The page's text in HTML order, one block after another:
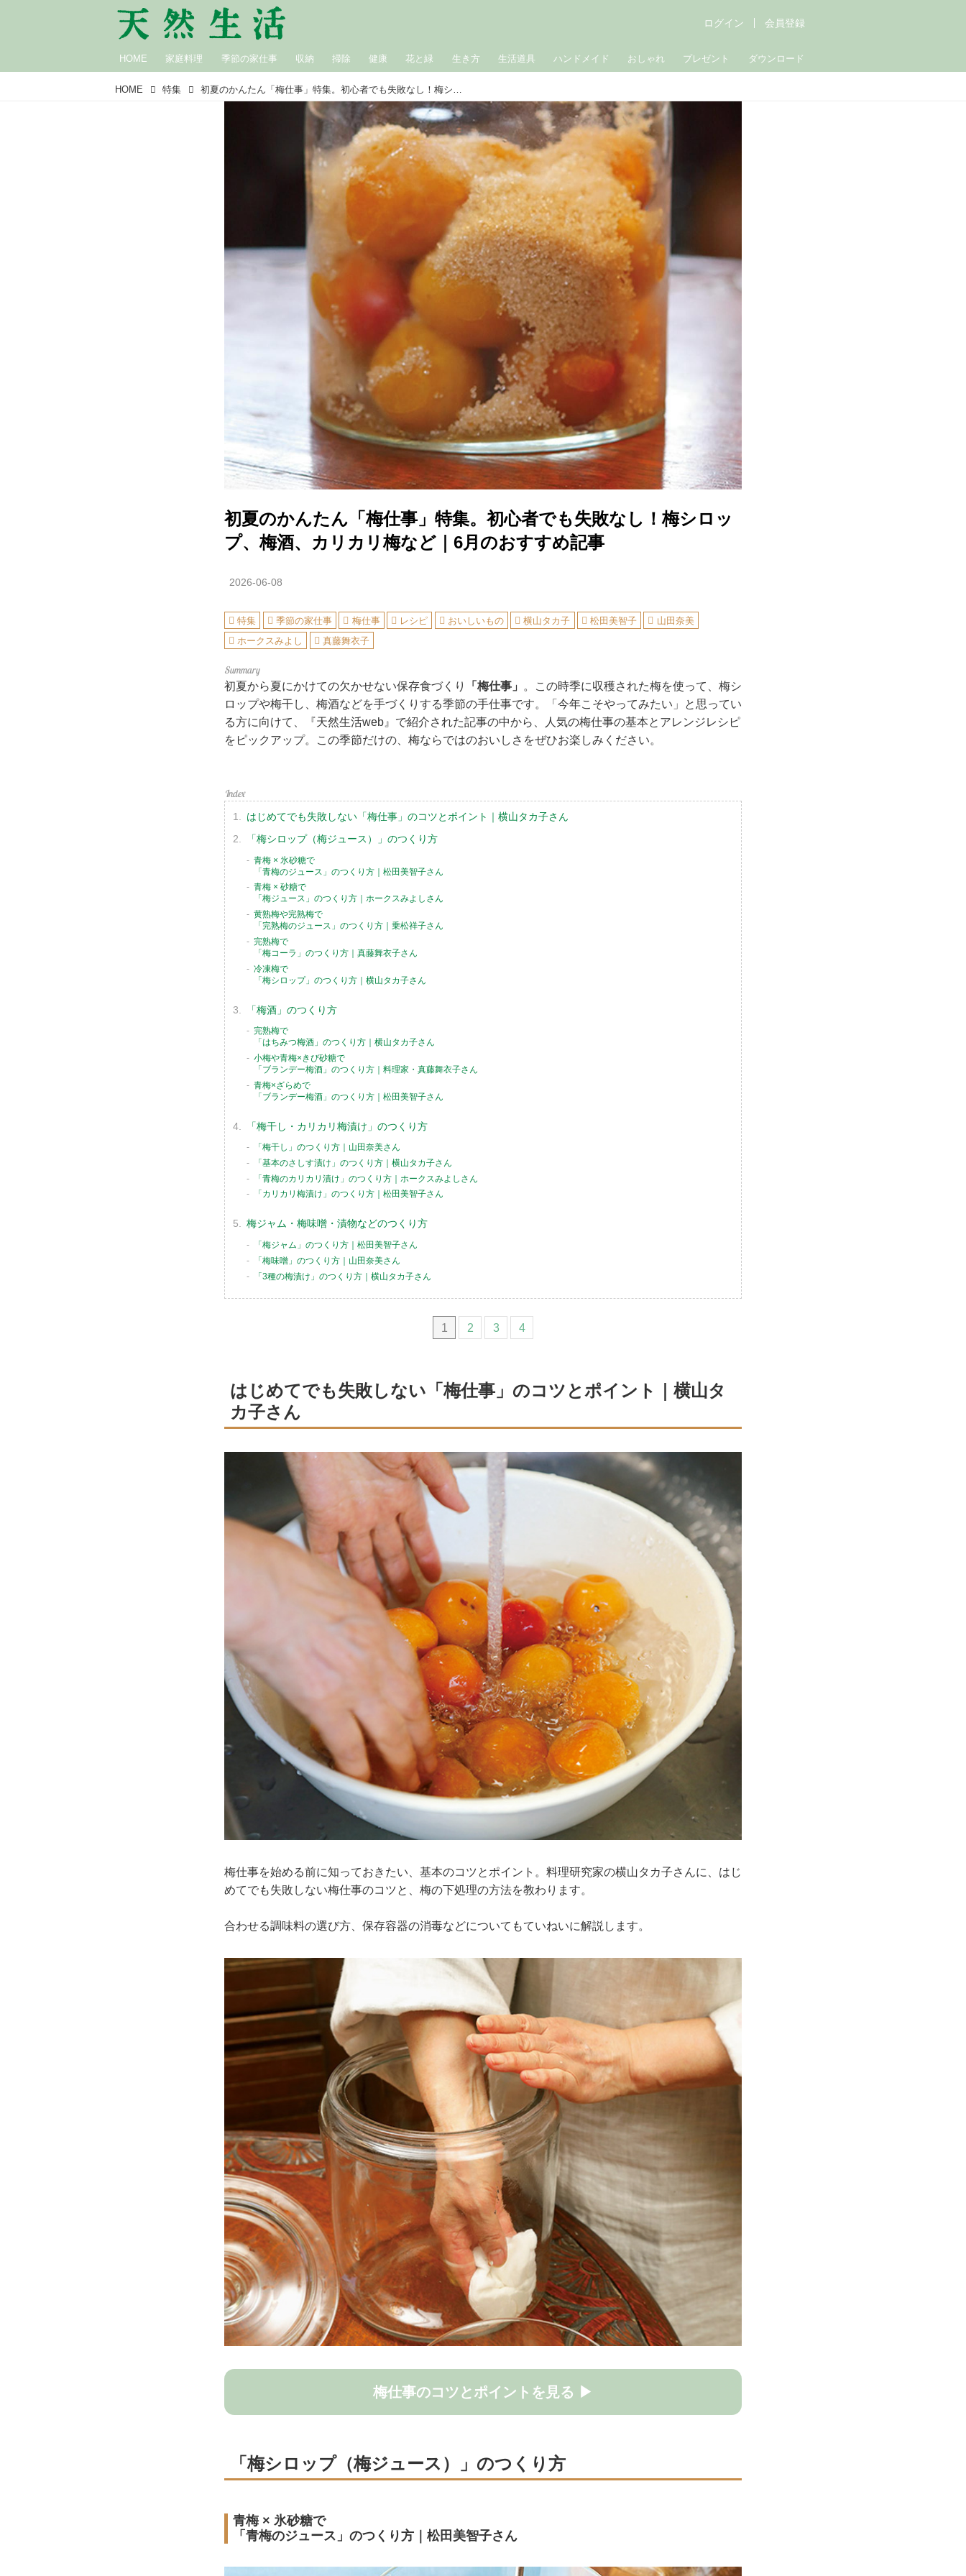
HOME 家庭料理 季節の家仕事 収納 掃除 健康 花と緑 生き方 生活道具 ハンドメイド おしゃれ プレゼント ダウンロード
ログイン 会員登録
HOME 特集 初夏のかんたん「梅仕事」特集。初心者でも失敗なし！梅シロップ、梅酒、カリカリ梅など｜6月のおすすめ記事
初夏のかんたん「梅仕事」特集。初心者でも失敗なし！梅シロッ
プ、梅酒、カリカリ梅など｜6月のおすすめ記事
2026-06-08
特集 季節の家仕事 梅仕事 レシピ おいしいもの 横山タカ子 松田美智子
山田奈美
ホークスみよし
真藤舞衣子
初夏から夏にかけての欠かせない保存食づくり 「梅仕事」
。この時季に収穫された梅を使って、梅シ
ロップや梅干し、梅酒などを手づくりする季節の手仕事です。「今年こそやってみたい」と思ってい
る方に向けて、『天然生活web』で紹介された記事の中から、人気の梅仕事の基本とアレンジレシピ
をピックアップ。この季節だけの、梅ならではのおいしさをぜひお楽しみください。
はじめてでも失敗しない「梅仕事」のコツとポイント｜横山タカ子さん
「梅シロップ（梅ジュース）」のつくり方
青梅 × 氷砂糖で
「青梅のジュース」のつくり方｜松田美智子さん
青梅 × 砂糖で
「梅ジュース」のつくり方｜ホークスみよしさん
黄熟梅や完熟梅で
「完熟梅のジュース」のつくり方｜乗松祥子さん
完熟梅で
「梅コーラ」のつくり方｜真藤舞衣子さん
冷凍梅で
「梅シロップ」のつくり方｜横山タカ子さん
「梅酒」のつくり方
完熟梅で
「はちみつ梅酒」のつくり方｜横山タカ子さん
小梅や青梅×きび砂糖で
「ブランデー梅酒」のつくり方｜料理家・真藤舞衣子さん
青梅×ざらめで
「ブランデー梅酒」のつくり方｜松田美智子さん
「梅干し・カリカリ梅漬け」のつくり方
「梅干し」のつくり方｜山田奈美さん
「基本のさしす漬け」のつくり方｜横山タカ子さん
「青梅のカリカリ漬け」のつくり方｜ホークスみよしさん
「カリカリ梅漬け」のつくり方｜松田美智子さん
梅ジャム・梅味噌・漬物などのつくり方
「梅ジャム」のつくり方｜松田美智子さん
「梅味噌」のつくり方｜山田奈美さん
「3種の梅漬け」のつくり方｜横山タカ子さん
1 2 3 4
はじめてでも失敗しない「梅仕事」のコツとポイント｜横山タ
カ子さん
梅仕事を始める前に知っておきたい、基本のコツとポイント。料理研究家の横山タカ子さんに、はじ
めてでも失敗しない梅仕事のコツと、梅の下処理の方法を教わります。
合わせる調味料の選び方、保存容器の消毒などについてもていねいに解説します。
梅仕事のコツとポイントを見る ▶
「梅シロップ（梅ジュース）」のつくり方
青梅 × 氷砂糖で
「青梅のジュース」のつくり方｜松田美智子さん